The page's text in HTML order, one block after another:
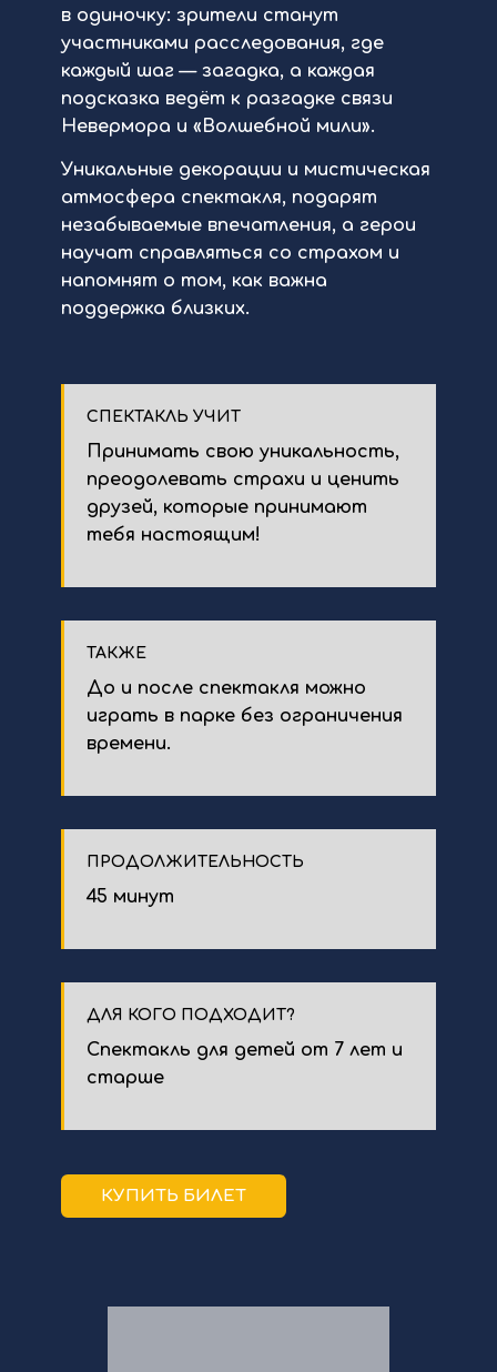
в одиночку: зрители станут
участниками расследования, где
каждый шаг — загадка, а каждая
подсказка ведёт к разгадке связи
Невермора и «Волшебной мили».
Уникальные декорации и мистическая
атмосфера спектакля, подарят
незабываемые впечатления, а герои
научат справляться со страхом и
напомнят о том, как важна
поддержка близких.
СПЕКТАКЛЬ УЧИТ
Принимать свою уникальность,
преодолевать страхи и ценить
друзей, которые принимают
тебя настоящим!
ТАКЖЕ
До и после спектакля можно
играть в парке без ограничения
времени.
ПРОДОЛЖИТЕЛЬНОСТЬ
45 минут
ДЛЯ КОГО ПОДХОДИТ?
Спектакль для детей от 7 лет и
старше
КУПИТЬ БИЛЕТ